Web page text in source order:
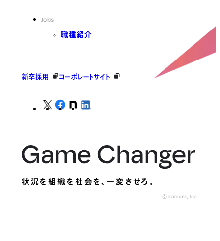
Jobs
職種紹介
新卒採用 コーポレートサイト
状況を組織を社会を、一変させろ。
© kaonavi, Inc